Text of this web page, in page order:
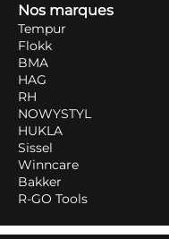
Nos marques
Tempur
Flokk
BMA
HAG
RH
NOWYSTYL
HUKLA
Sissel
Winncare
Bakker
R-GO Tools